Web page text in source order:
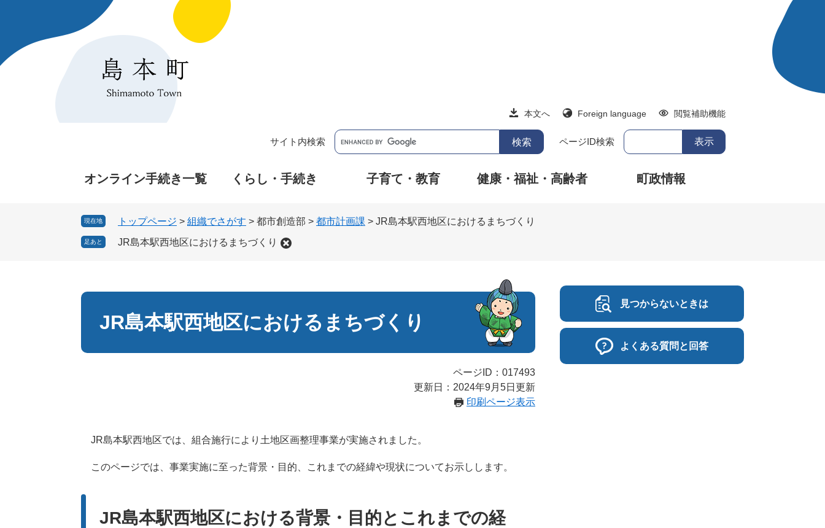
先
を
本文へ Foreign language 閲覧補助機能
サイト内検索 ページID検索
オンライン手続き一覧 くらし・手続き 子育て・教育 健康・福祉・高齢者 町政情報
現在地 トップページ > 組織でさがす > 都市創造部 > 都市計画課 > JR島本駅西地区におけるまちづくり
足あと JR島本駅西地区におけるまちづくり
JR島本駅西地区におけるまちづくり
ページID：017493
更新日：2024年9月5日更新
印刷ページ表示
JR島本駅西地区では、組合施行により土地区画整理事業が実施されました。
このページでは、事業実施に至った背景・目的、これまでの経緯や現状についてお示しします。
JR島本駅西地区における背景・目的とこれまでの経
見つからないときは
よくある質問と回答